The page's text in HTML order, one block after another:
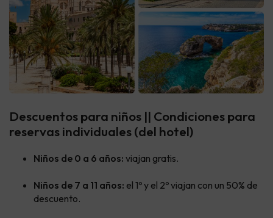
Descuentos para niños || Condiciones para
reservas individuales (del hotel)
Niños de 0 a 6 años: viajan gratis.
Niños de 7 a 11 años: el 1º y el 2º viajan con un 50% de
descuento.